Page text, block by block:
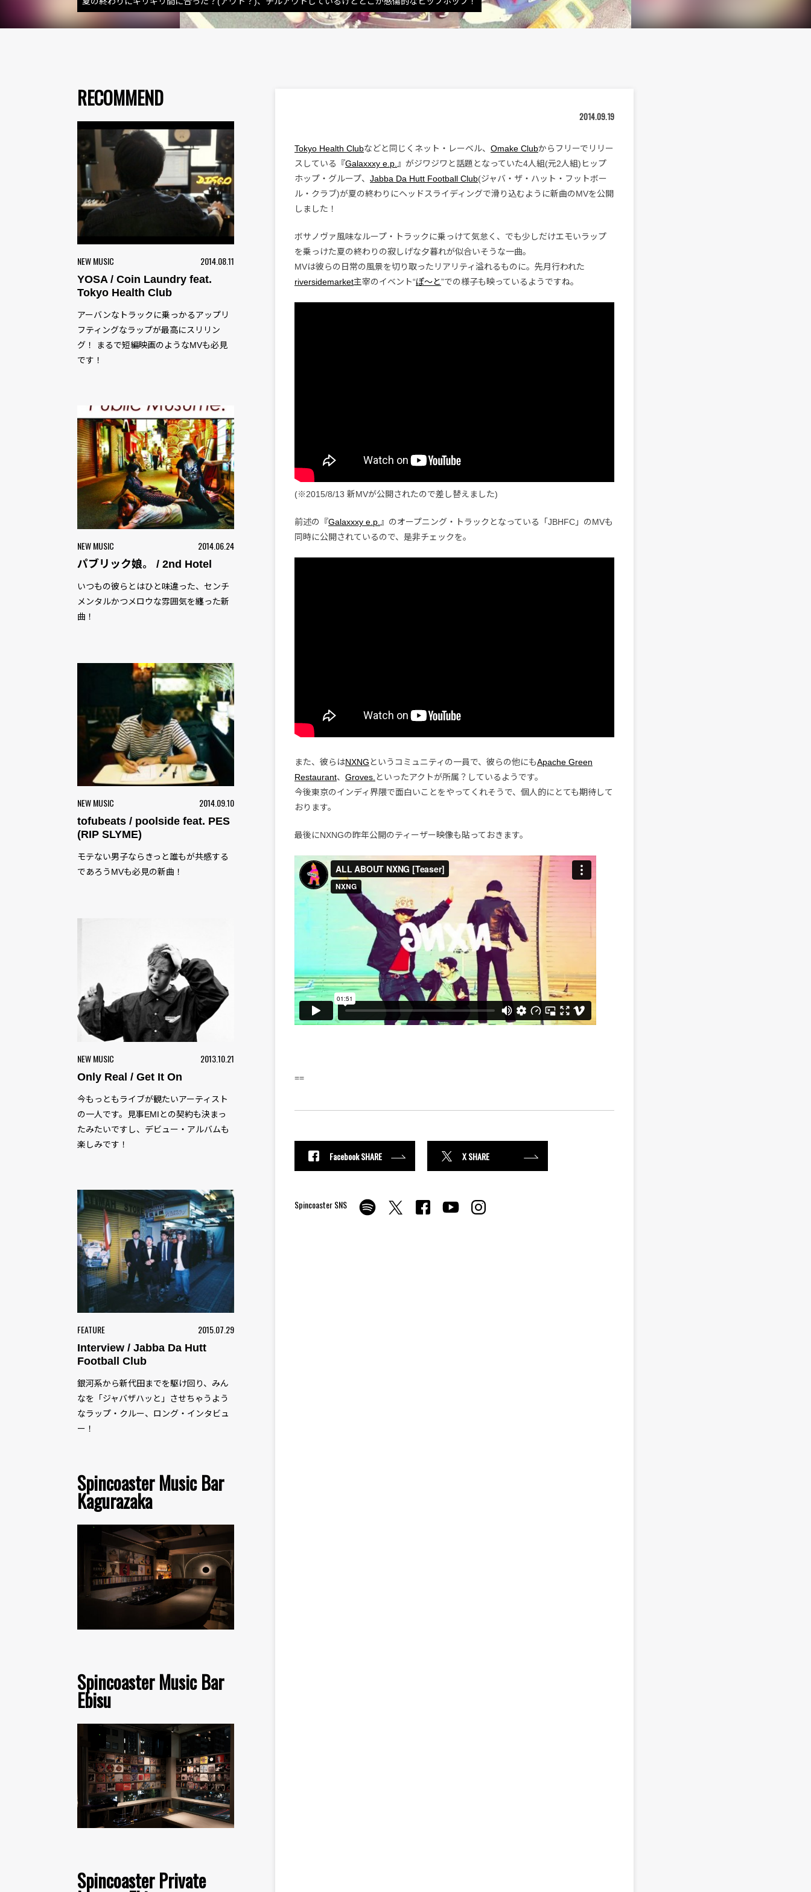
RECOMMEND
NEW MUSIC 2014.08.11
YOSA / Coin Laundry feat.
Tokyo Health Club
アーバンなトラックに乗っかるアップリ
フティングなラップが最高にスリリン
グ！ まるで短編映画のようなMVも必見
です！
NEW MUSIC 2014.06.24
パブリック娘。 / 2nd Hotel
いつもの彼らとはひと味違った、センチ
メンタルかつメロウな雰囲気を纏った新
曲！
NEW MUSIC 2014.09.10
tofubeats / poolside feat. PES
(RIP SLYME)
モテない男子ならきっと誰もが共感する
であろうMVも必見の新曲！
NEW MUSIC 2013.10.21
Only Real / Get It On
今もっともライブが観たいアーティスト
の一人です。見事EMIとの契約も決まっ
たみたいですし、デビュー・アルバムも
楽しみです！
FEATURE 2015.07.29
Interview / Jabba Da Hutt
Football Club
銀河系から新代田までを駆け回り、みん
なを「ジャバザハッと」させちゃうよう
なラップ・クルー、ロング・インタビュ
ー！
Spincoaster Music Bar
Kagurazaka
Spincoaster Music Bar
Ebisu
Spincoaster Private
2014.09.19
Tokyo Health Clubなどと同じくネット・レーベル、 Omake Clubからフリーでリリー
スしている『Galaxxxy e.p. 』がジワジワと話題となっていた4人組(元2人組)ヒップ
ホップ・グループ、 Jabba Da Hutt Football Club(ジャバ・ザ・ハット・フットボー
ル・クラブ)が夏の終わりにヘッドスライディングで滑り込むように新曲のMVを公開
しました！
ボサノヴァ風味なループ・トラックに乗っけて気怠く、でも少しだけエモいラップ
を乗っけた夏の終わりの寂しげな夕暮れが似合いそうな一曲。
MVは彼らの日常の風景を切り取ったリアリティ溢れるものに。先月行われた
riversidemarket主宰のイベント“ぽ〜と”での様子も映っているようですね。
(※2015/8/13 新MVが公開されたので差し替えました)
前述の『Galaxxxy e.p. 』のオープニング・トラックとなっている「JBHFC」のMVも
同時に公開されているので、是非チェックを。
また、彼らはNXNG というコミュニティの一員で、彼らの他にもApache Green
Restaurant、 Groves. といったアクトが所属？しているようです。
今後東京のインディ界隈で面白いことをやってくれそうで、個人的にとても期待して
おります。
最後にNXNGの昨年公開のティーザー映像も貼っておきます。
==
Facebook SHARE X SHARE
Spincoaster SNS